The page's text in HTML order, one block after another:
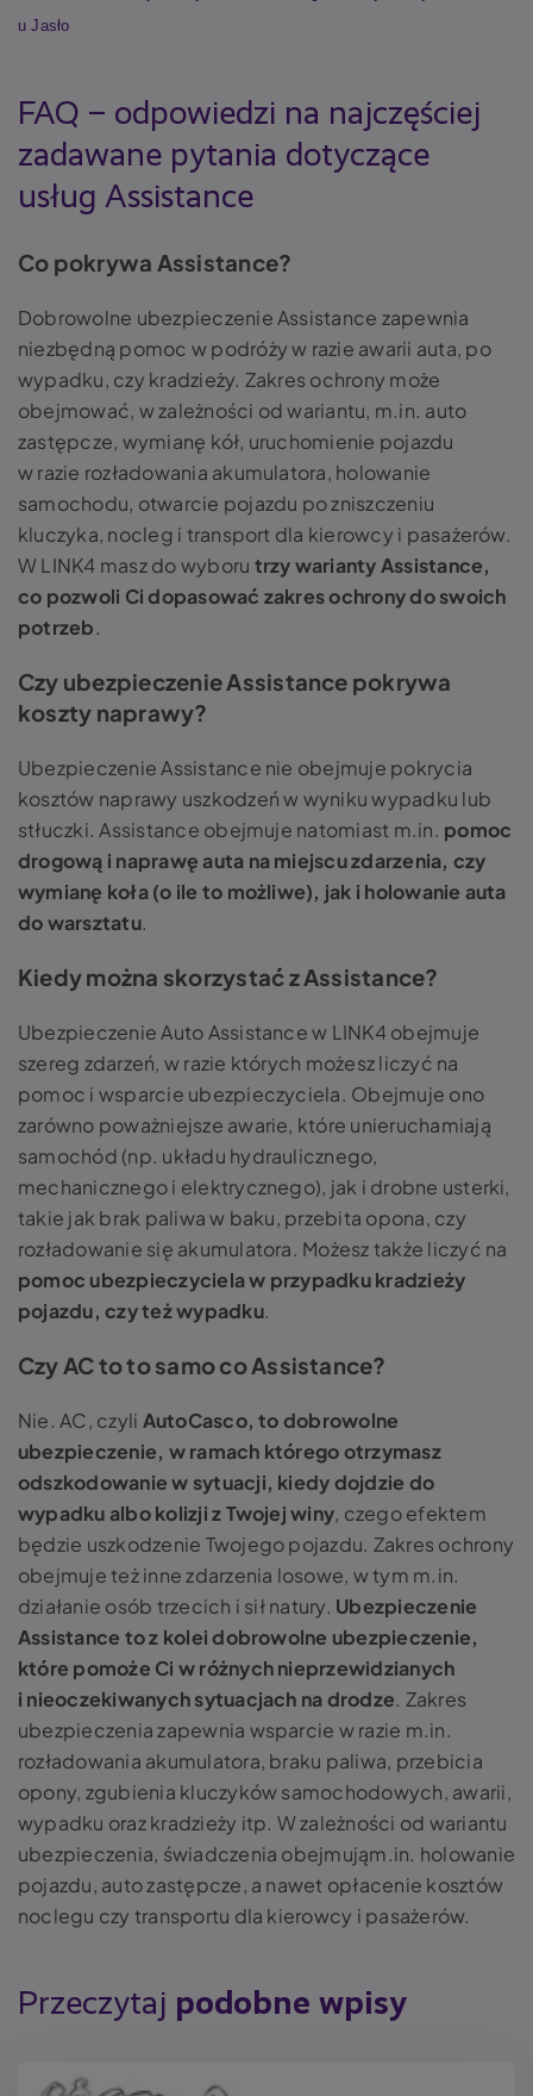
u Jasło
FAQ – odpowiedzi na najczęściej
zadawane pytania dotyczące
usług Assistance
Co pokrywa Assistance?
Dobrowolne ubezpieczenie Assistance zapewnia
niezbędną pomoc w podróży w razie awarii auta, po
wypadku, czy kradzieży. Zakres ochrony może
obejmować, w zależności od wariantu, m.in. auto
zastępcze, wymianę kół, uruchomienie pojazdu
w razie rozładowania akumulatora, holowanie
samochodu, otwarcie pojazdu po zniszczeniu
kluczyka, nocleg i transport dla kierowcy i pasażerów.
W LINK4 masz do wyboru trzy warianty Assistance,
co pozwoli Ci dopasować zakres ochrony do swoich
potrzeb.
Czy ubezpieczenie Assistance pokrywa
koszty naprawy?
Ubezpieczenie Assistance nie obejmuje pokrycia
kosztów naprawy uszkodzeń w wyniku wypadku lub
stłuczki. Assistance obejmuje natomiast m.in. pomoc
drogową i naprawę auta na miejscu zdarzenia, czy
wymianę koła (o ile to możliwe), jak i holowanie auta
do warsztatu.
Kiedy można skorzystać z Assistance?
Ubezpieczenie Auto Assistance w LINK4 obejmuje
szereg zdarzeń, w razie których możesz liczyć na
pomoc i wsparcie ubezpieczyciela. Obejmuje ono
zarówno poważniejsze awarie, które unieruchamiają
samochód (np. układu hydraulicznego,
mechanicznego i elektrycznego), jak i drobne usterki,
takie jak brak paliwa w baku, przebita opona, czy
rozładowanie się akumulatora. Możesz także liczyć na
pomoc ubezpieczyciela w przypadku kradzieży
pojazdu, czy też wypadku.
Czy AC to to samo co Assistance?
Nie. AC, czyli AutoCasco, to dobrowolne
ubezpieczenie, w ramach którego otrzymasz
odszkodowanie w sytuacji, kiedy dojdzie do
wypadku albo kolizji z Twojej winy, czego efektem
będzie uszkodzenie Twojego pojazdu. Zakres ochrony
obejmuje też inne zdarzenia losowe, w tym m.in.
działanie osób trzecich i sił natury. Ubezpieczenie
Assistance to z kolei dobrowolne ubezpieczenie,
które pomoże Ci w różnych nieprzewidzianych
i nieoczekiwanych sytuacjach na drodze. Zakres
ubezpieczenia zapewnia wsparcie w razie m.in.
rozładowania akumulatora, braku paliwa, przebicia
opony, zgubienia kluczyków samochodowych, awarii,
wypadku oraz kradzieży itp. W zależności od wariantu
ubezpieczenia, świadczenia obejmująm.in. holowanie
pojazdu, auto zastępcze, a nawet opłacenie kosztów
noclegu czy transportu dla kierowcy i pasażerów.
Przeczytaj podobne wpisy